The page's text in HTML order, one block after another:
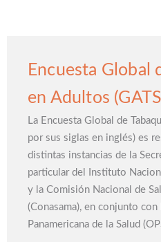
Encuesta Global
en Adultos
La Encuesta Global de
por sus siglas en inglés) es
distintas instancias de la
particular del Instituto
y la Comisión Nacional de
(Conasama), en conjunto
Panamericana de la Salud